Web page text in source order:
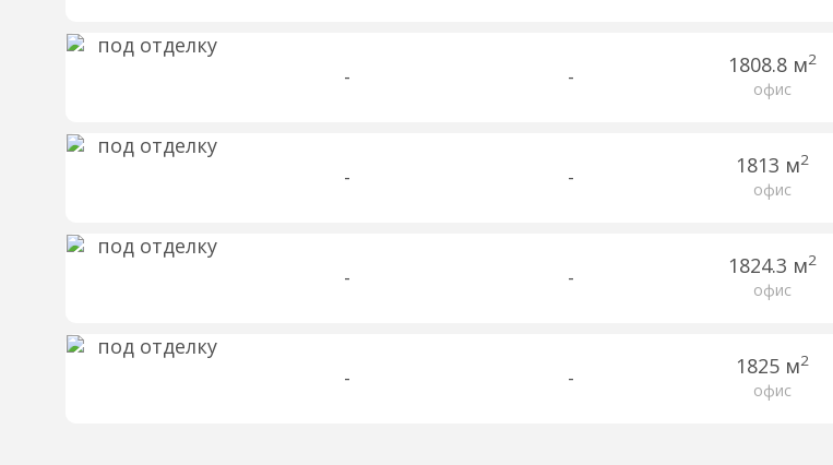
- - 1808.8 м2
офис
- - 1813 м2
офис
- - 1824.3 м2
офис
- - 1825 м2
офис